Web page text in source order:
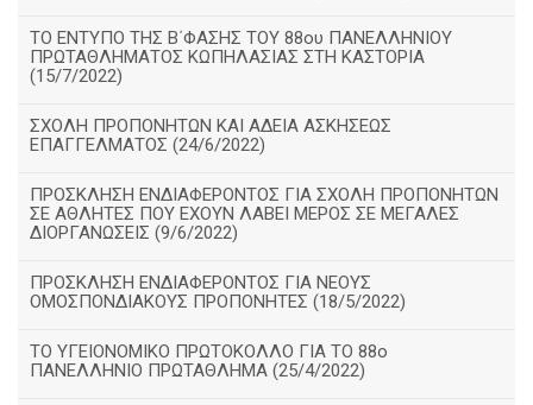
ΤΟ ΕΝΤΥΠΟ ΤΗΣ Β΄ΦΑΣΗΣ ΤΟΥ 88ου ΠΑΝΕΛΛΗΝΙΟΥ
ΠΡΩΤΑΘΛΗΜΑΤΟΣ ΚΩΠΗΛΑΣΙΑΣ ΣΤΗ ΚΑΣΤΟΡΙΑ
(15/7/2022)
ΣΧΟΛΗ ΠΡΟΠΟΝΗΤΩΝ ΚΑΙ ΑΔΕΙΑ ΑΣΚΗΣΕΩΣ
ΕΠΑΓΓΕΛΜΑΤΟΣ (24/6/2022)
ΠΡΟΣΚΛΗΣΗ ΕΝΔΙΑΦΕΡΟΝΤΟΣ ΓΙΑ ΣΧΟΛΗ ΠΡΟΠΟΝΗΤΩΝ
ΣΕ ΑΘΛΗΤΕΣ ΠΟΥ ΕΧΟΥΝ ΛΑΒΕΙ ΜΕΡΟΣ ΣΕ ΜΕΓΑΛΕΣ
ΔΙΟΡΓΑΝΩΣΕΙΣ (9/6/2022)
ΠΡΟΣΚΛΗΣΗ ΕΝΔΙΑΦΕΡΟΝΤΟΣ ΓΙΑ ΝΕΟΥΣ
ΟΜΟΣΠΟΝΔΙΑΚΟΥΣ ΠΡΟΠΟΝΗΤΕΣ (18/5/2022)
ΤΟ ΥΓΕΙΟΝΟΜΙΚΟ ΠΡΩΤΟΚΟΛΛΟ ΓΙΑ ΤΟ 88ο
ΠΑΝΕΛΛΗΝΙΟ ΠΡΩΤΑΘΛΗΜΑ (25/4/2022)